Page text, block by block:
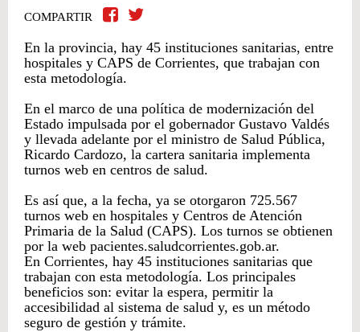
COMPARTIR
En la provincia, hay 45 instituciones sanitarias, entre
hospitales y CAPS de Corrientes, que trabajan con
esta metodología.
En el marco de una política de modernización del
Estado impulsada por el gobernador Gustavo Valdés
y llevada adelante por el ministro de Salud Pública,
Ricardo Cardozo, la cartera sanitaria implementa
turnos web en centros de salud.
Es así que, a la fecha, ya se otorgaron 725.567
turnos web en hospitales y Centros de Atención
Primaria de la Salud (CAPS). Los turnos se obtienen
por la web pacientes.saludcorrientes.gob.ar.
En Corrientes, hay 45 instituciones sanitarias que
trabajan con esta metodología. Los principales
beneficios son: evitar la espera, permitir la
accesibilidad al sistema de salud y, es un método
seguro de gestión y trámite.